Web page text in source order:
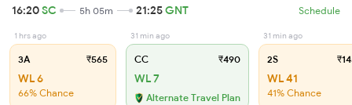
16:20SC 5h 05m 21:25GNT Schedule
1 hrs ago
3A ₹565
WL 6
66% Chance
31 min ago
CC ₹490
WL 7
Alternate Travel Plan
31 min ago
2S
WL 41
41% Chance